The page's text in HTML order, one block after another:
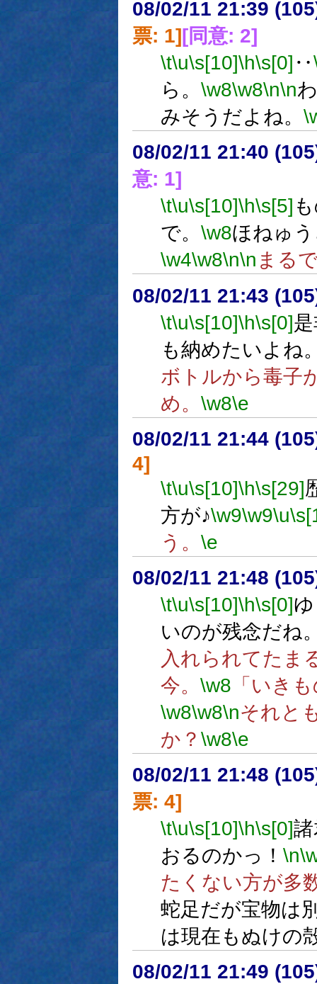
08/02/11 21:39
票: 1][同意: 2]
\t\u\s[10]\h\s[0] ‥
ら。 \w8\w8\n\n
みそうだよね。
08/02/11 21:40
意: 1]
\t\u\s[10]\h\s[5]
で。 \w8ほねゅ
\w4\w8\n\n まる
08/02/11 21:43
\t\u\s[10]\h\s[0]
も納めたいよね
ボトルから毒子
め。 \w8\e
08/02/11 21:44
4]
\t\u\s[10]\h\s[29]
方が♪\w9\w9\u
う。 \e
08/02/11 21:48
\t\u\s[10]\h\s[0]
いのが残念だね
入れられてたま
今。 \w8 「いき
\w8\w8\nそれと
か？ \w8\e
08/02/11 21:48
票: 4]
\t\u\s[10]\h\s[0]
おるのかっ！ \n
たくない方が多
蛇足だが宝物は
は現在もぬけの
08/02/11 21:49